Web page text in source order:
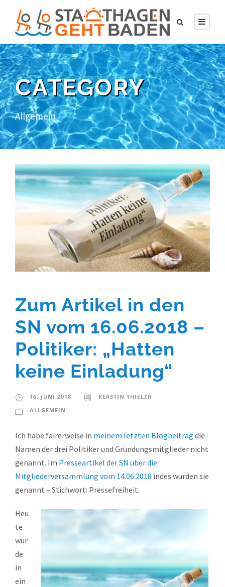
CATEGORY
Allgemein
Zum Artikel in den
SN vom 16.06.2018 –
Politiker: „Hatten
keine Einladung“
16. JUNI 2018
KERSTIN THIELER
ALLGEMEIN
Ich habe fairerweise in meinem letzten Blogbeitrag die
Namen der drei Politiker und Gründungsmitglieder nicht
genannt. Im Presseartikel der SN über die
Mitgliederversammlung vom 14.06.2018 indes wurden sie
genannt – Stichwort: Pressefreiheit.
Heu
te
wur
de
in
ein